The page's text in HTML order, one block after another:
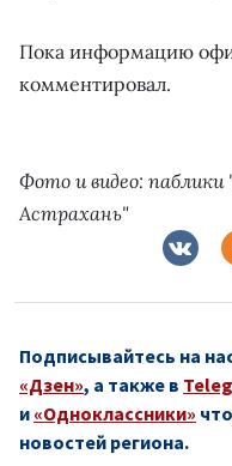
Пока информацию
комментировал.
Фото и видео:
Астрахань"
Подписывайтесь на
«Дзен», а также в
и «Одноклассники»
новостей региона.